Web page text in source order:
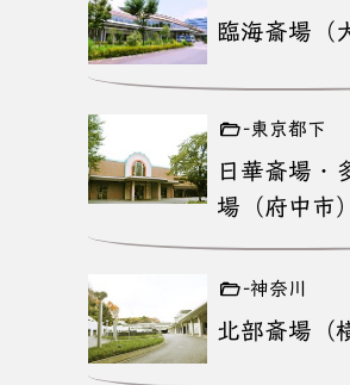
臨海斎場（
-東京都下
日華斎場・
場（府中市）
-神奈川
北部斎場（